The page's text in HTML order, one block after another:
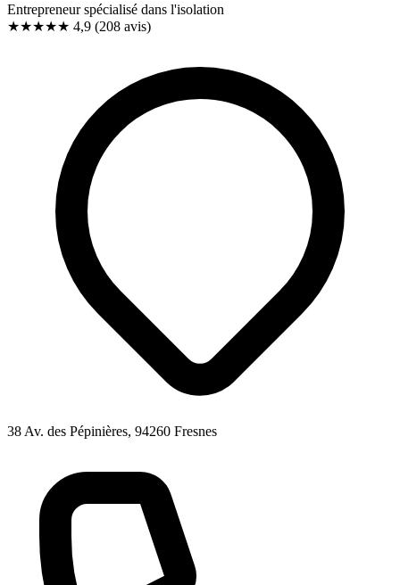
Entrepreneur spécialisé dans l'isolation
★★★★★ 4,9 (208 avis)
38 Av. des Pépinières, 94260 Fresnes